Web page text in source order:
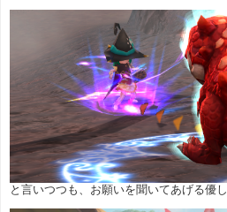
と言いつつも、お願いを聞いてあげる優